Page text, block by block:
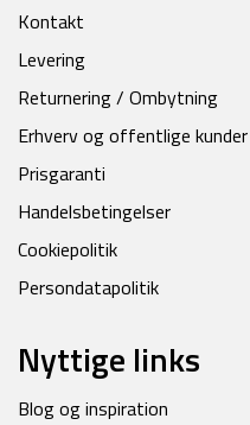
Kontakt
Levering
Returnering / Ombytning
Erhverv og offentlige kunder
Prisgaranti
Handelsbetingelser
Cookiepolitik
Persondatapolitik
Nyttige links
Blog og inspiration